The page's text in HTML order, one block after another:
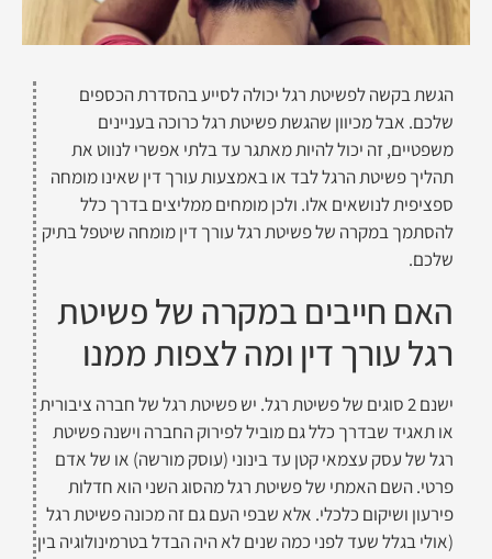
הגשת בקשה לפשיטת רגל יכולה לסייע בהסדרת הכספים
שלכם. אבל מכיוון שהגשת פשיטת רגל כרוכה בעניינים
משפטיים, זה יכול להיות מאתגר עד בלתי אפשרי לנווט את
תהליך פשיטת הרגל לבד או באמצעות עורך דין שאינו מומחה
ספציפית לנושאים אלו. ולכן מומחים ממליצים בדרך כלל
להסתמך במקרה של פשיטת רגל עורך דין מומחה שיטפל בתיק
שלכם.
האם חייבים במקרה של פשיטת
רגל עורך דין ומה לצפות ממנו
ישנם 2 סוגים של פשיטת רגל. יש פשיטת רגל של חברה ציבורית
או תאגיד שבדרך כלל גם מוביל לפירוק החברה וישנה פשיטת
רגל של עסק עצמאי קטן עד בינוני (עוסק מורשה) או של אדם
פרטי. השם האמתי של פשיטת רגל מהסוג השני הוא חדלות
פירעון ושיקום כלכלי. אלא שבפי העם גם זה מכונה פשיטת רגל
(אולי בגלל שעד לפני כמה שנים לא היה הבדל בטרמינולוגיה בין